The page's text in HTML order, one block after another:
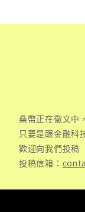
桑幣正在徵文中
只要是跟金融科
歡迎向我們投稿
投稿信箱：